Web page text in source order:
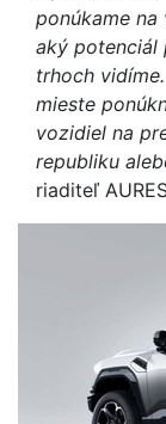
ponúkame
aký potenciál
trhoch
mieste
vozidiel na
republiku
riaditeľ